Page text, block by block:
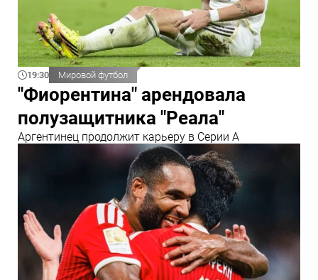
19:30 Мировой футбол
"Фиорентина" арендовала
полузащитника "Реала"
Аргентинец продолжит карьеру в Серии А